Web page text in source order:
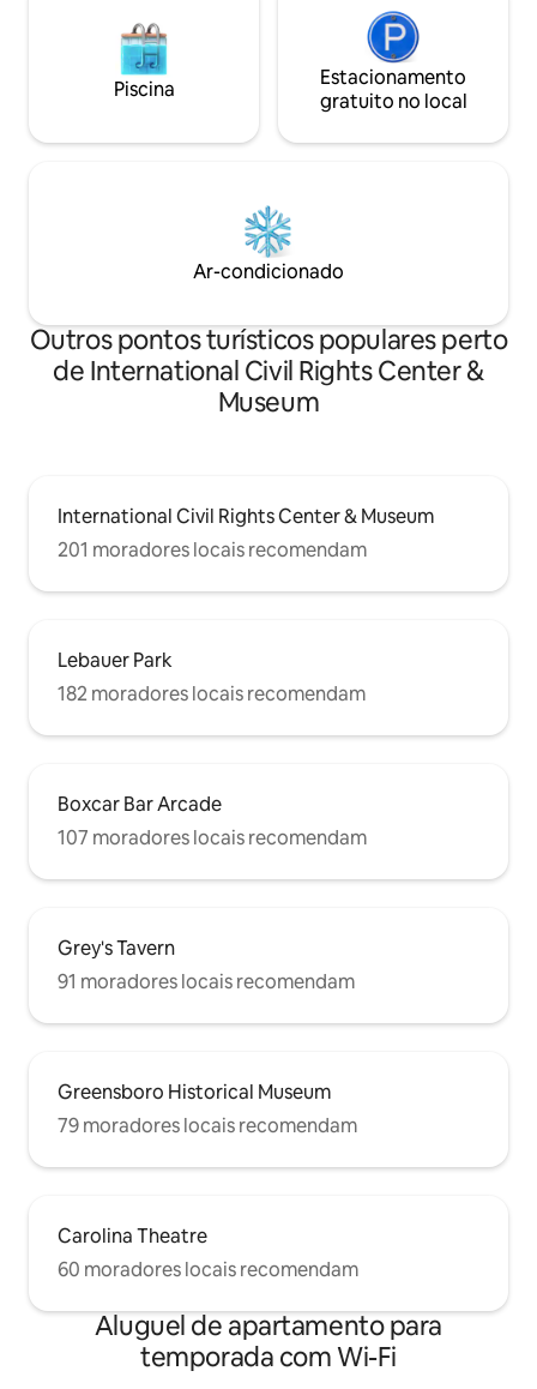
Piscina
Estacionamento
gratuito no local
Ar-condicionado
Outros pontos turísticos populares perto
de International Civil Rights Center &
Museum
International Civil Rights Center & Museum
201 moradores locais recomendam
Lebauer Park
182 moradores locais recomendam
Boxcar Bar Arcade
107 moradores locais recomendam
Grey's Tavern
91 moradores locais recomendam
Greensboro Historical Museum
79 moradores locais recomendam
Carolina Theatre
60 moradores locais recomendam
Aluguel de apartamento para
temporada com Wi-Fi